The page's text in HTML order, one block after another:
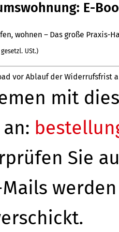
E-
wohnen – Das große Praxis-
USt.)
vor Ablauf der Widerrufsfrist
mit
Sie
Mails